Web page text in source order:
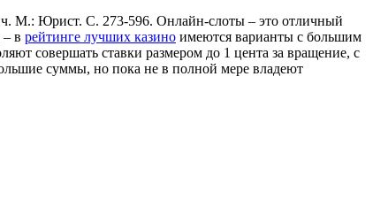
М.: Юрист. С. 273-596. Онлайн-слоты – это отличный
– в рейтинге лучших казино имеются варианты с большим
совершать ставки размером до 1 цента за вращение, с
суммы, но пока не в полной мере владеют